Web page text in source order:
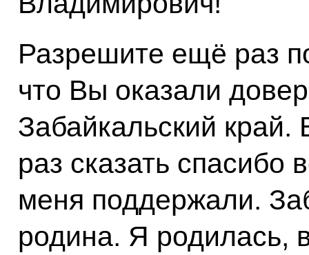
Разрешите ещё раз
что Вы оказали
Забайкальский
раз сказать спасибо
меня поддержали.
родина. Я родилась,